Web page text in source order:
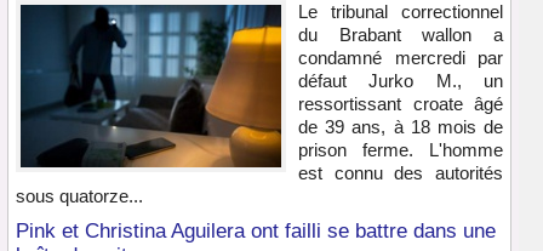
Le tribunal correctionnel
du Brabant wallon a
condamné mercredi par
défaut Jurko M., un
ressortissant croate âgé
de 39 ans, à 18 mois de
prison ferme. L'homme
est connu des autorités
sous quatorze...
Pink et Christina Aguilera ont failli se battre dans une